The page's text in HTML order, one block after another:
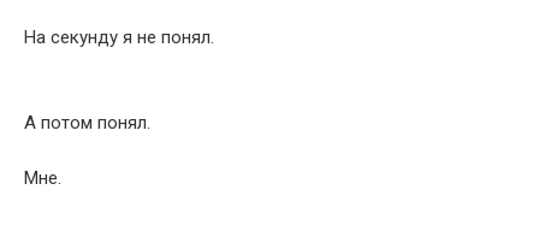
На секунду я не понял.
А потом понял.
Мне.